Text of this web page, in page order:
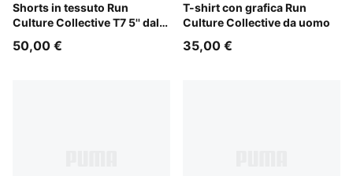
Shorts in tessuto Run
Culture Collective T7 5'' dal
Puma Black
50,00 €
T-shirt con grafica Run
Culture Collective da uomo
Chai Latte
35,00 €